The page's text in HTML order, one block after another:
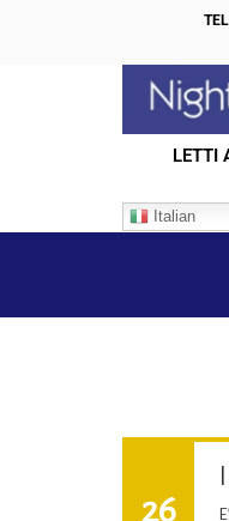
LETTI
Italian
IL
26